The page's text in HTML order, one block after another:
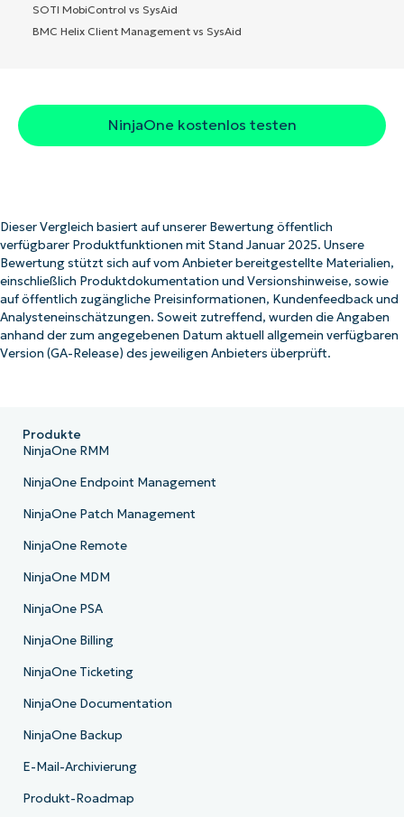
SOTI MobiControl vs SysAid
BMC Helix Client Management vs SysAid
NinjaOne kostenlos testen
Dieser Vergleich basiert auf unserer Bewertung öffentlich
verfügbarer Produktfunktionen mit Stand Januar 2025. Unsere
Bewertung stützt sich auf vom Anbieter bereitgestellte Materialien,
einschließlich Produktdokumentation und Versionshinweise, sowie
auf öffentlich zugängliche Preisinformationen, Kundenfeedback und
Analysteneinschätzungen. Soweit zutreffend, wurden die Angaben
anhand der zum angegebenen Datum aktuell allgemein verfügbaren
Version (GA-Release) des jeweiligen Anbieters überprüft.
Produkte
NinjaOne RMM
NinjaOne Endpoint Management
NinjaOne Patch Management
NinjaOne Remote
NinjaOne MDM
NinjaOne PSA
NinjaOne Billing
NinjaOne Ticketing
NinjaOne Documentation
NinjaOne Backup
E-Mail-Archivierung
Produkt-Roadmap